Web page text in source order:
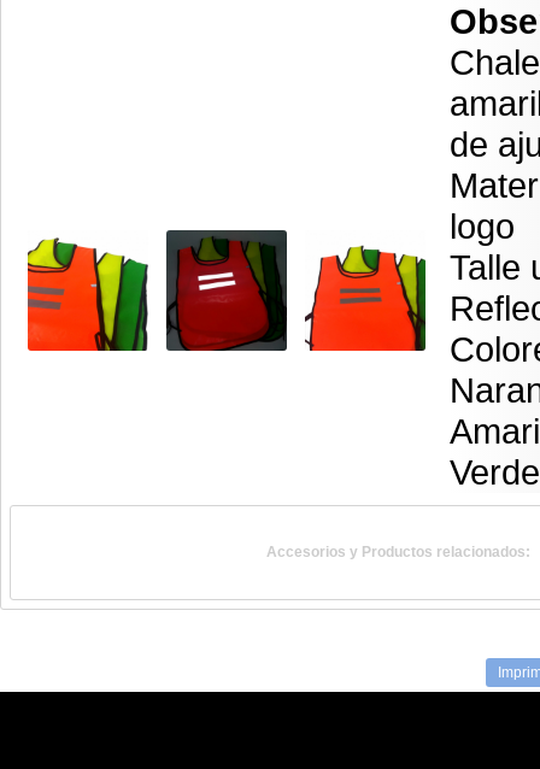
de
logo
Talle
Verde
Accesorios y Productos relacionados: